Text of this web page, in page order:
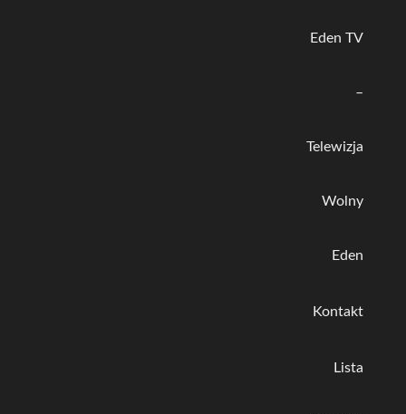
Eden TV
–
Telewizja
Wolny
Eden
Kontakt
Lista